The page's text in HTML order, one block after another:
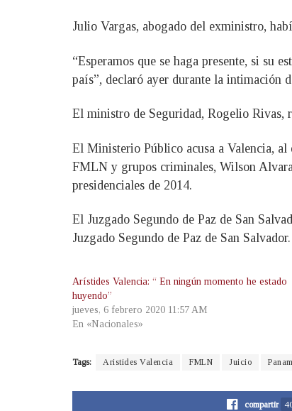
Julio Vargas, abogado del exministro,
“Esperamos que se haga presente, si su
país”, declaró ayer durante la intimación
El ministro de Seguridad, Rogelio Rivas,
El Ministerio Público acusa a Valencia, al
FMLN y grupos criminales, Wilson
presidenciales de 2014.
El Juzgado Segundo de Paz de San
Juzgado Segundo de Paz de San Salvador.
Arístides Valencia: “ En ningún momento he estado
huyendo”
jueves, 6 febrero 2020 11:57 AM
En «Nacionales»
Tags: Aristides Valencia FMLN Juicio
compartir